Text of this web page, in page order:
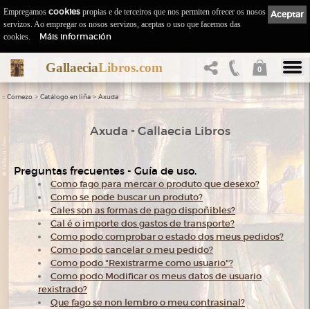
GallaeciaLibros.com 0
:: Comezo > Catálogo en liña > Axuda
Axuda - Gallaecia Libros
Preguntas frecuentes - Guía de uso.
Como fago para mercar o produto que desexo?
Como se pode buscar un produto?
Cales son as formas de pago dispoñibles?
Cal é o importe dos gastos de transporte?
Como podo comprobar o estado dos meus pedidos?
Como podo cancelar o meu pedido?
Como podo "Rexistrarme como usuario"?
Como podo Modificar os meus datos de usuario
rexistrado?
Que fago se non lembro o meu contrasinal?
Aceptar
Empregamos cookies propias e de terceiros que nos permiten ofrecer os nosos
servizos. Ao empregar os nosos servizos, aceptas o uso que facemos das
cookies.
Máis información